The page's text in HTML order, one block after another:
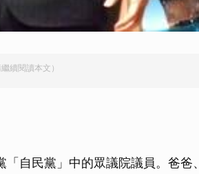
續閱讀本文）
自民黨」中的眾議院議員。爸爸